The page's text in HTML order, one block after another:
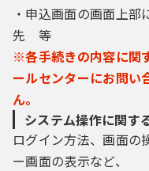
・申込画面の画面上
先 等
※各手続きの内容に関
ールセンターにお問い
ん。
システム操作に関す
ログイン方法、画面の
ー画面の表示など、